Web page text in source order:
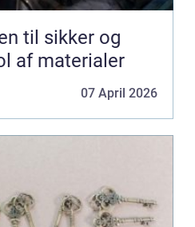
til sikker og
af materialer
07 April 2026